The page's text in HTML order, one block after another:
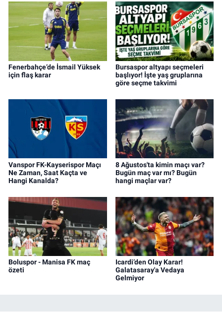
Fenerbahçe’de İsmail Yüksek
için flaş karar
Bursaspor altyapı seçmeleri
başlıyor! İşte yaş gruplarına
göre seçme takvimi
Vanspor FK-Kayserispor Maçı
Ne Zaman, Saat Kaçta ve
Hangi Kanalda?
8 Ağustos'ta kimin maçı var?
Bugün maç var mı? Bugün
hangi maçlar var?
Boluspor - Manisa FK maç
özeti
Icardi’den Olay Karar!
Galatasaray'a Vedaya
Gelmiyor